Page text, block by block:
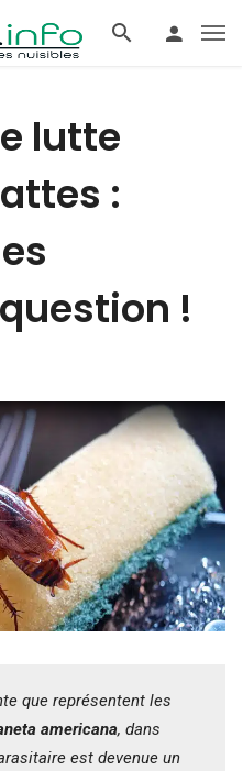
lutte
:
!
que représentent les
americana, dans
est devenue un